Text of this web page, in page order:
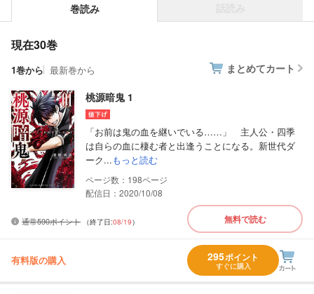
巻読み
現在30巻
1巻から 最新巻から まとめてカート
桃源暗鬼 1
「お前は鬼の血を継いでいる……」 主人公・四季
は自らの血に棲む者と出逢うことになる。新世代ダ
ーク...もっと読む
198
配信日：2020/10/08
通常590ポイント （終了日:08/19） 無料で読む
有料版の購入 295ポイント
すぐに購入